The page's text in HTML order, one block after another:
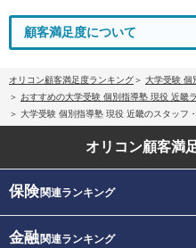
顧客満足度について
オリコン顧客満足度ランキング
大学受験 個
おすすめの大学受験 個別指導塾 現役 近畿
大学受験 個別指導塾 現役 近畿のスタッフ
オリコン顧客満
保険関連ランキング
金融関連ランキング